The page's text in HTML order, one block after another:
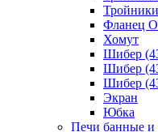
Фланец
Хомут
Шибер
Шибер
Шибер
Экран
Юбка
Печи банные и